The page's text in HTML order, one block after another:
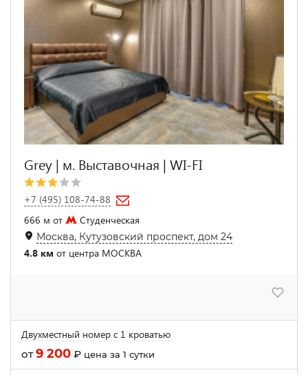
Grey | м. Выставочная | WI-FI
+7 (495) 108-74-88
666 м от
Студенческая
Москва, Кутузовский проспект, дом 24
4.8 км от центра МОСКВА
Двухместный номер с 1 кроватью
от9 200 ₽ цена за 1 сутки